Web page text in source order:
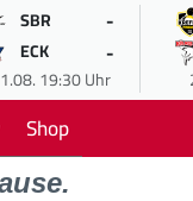
SBR -
ECK -
19:30 Uhr
Shop